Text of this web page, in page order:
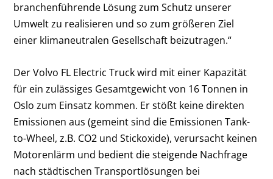
branchenführende Lösung zum Schutz unserer
Umwelt zu realisieren und so zum größeren Ziel
einer klimaneutralen Gesellschaft beizutragen.“
Der Volvo FL Electric Truck wird mit einer Kapazität
für ein zulässiges Gesamtgewicht von 16 Tonnen in
Oslo zum Einsatz kommen. Er stößt keine direkten
Emissionen aus (gemeint sind die Emissionen Tank-
to-Wheel, z.B. CO2 und Stickoxide), verursacht keinen
Motorenlärm und bedient die steigende Nachfrage
nach städtischen Transportlösungen bei